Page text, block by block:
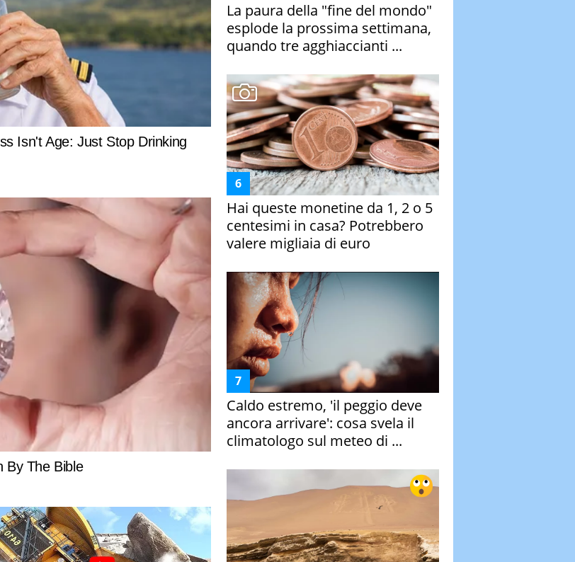
La paura della "fine del mondo"
esplode la prossima settimana,
quando tre agghiaccianti ...
Hai queste monetine da 1, 2 o 5
centesimi in casa? Potrebbero
valere migliaia di euro
Caldo estremo, 'il peggio deve
ancora arrivare': cosa svela il
climatologo sul meteo di ...